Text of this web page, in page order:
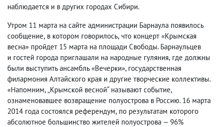
наблюдается и в других городах Сибири.
Утром 11 марта на сайте администрации Барнаула появилось
сообщение, в котором говорилось, что концерт «Крымская
весна» пройдет 15 марта на площади Свободы. Барнаульцев
и гостей города приглашали на народные гуляния, где должны
были выступить ансамбль «Вечерки», государственная
филармония Алтайского края и другие творческие коллективы.
«Напомним,„Крымской весной“ называют событие,
ознаменовавшее возвращение полуострова в Россию. 16 марта
2014 года состоялся референдум, по результатам которого
абсолютное большинство жителей полуострова — 96%